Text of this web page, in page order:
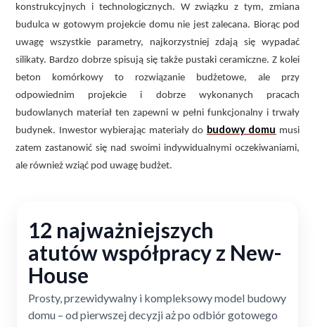
konstrukcyjnych i technologicznych. W związku z tym, zmiana
budulca w gotowym projekcie domu nie jest zalecana. Biorąc pod
uwagę wszystkie parametry, najkorzystniej zdają się wypadać
silikaty. Bardzo dobrze spisują się także pustaki ceramiczne. Z kolei
beton komórkowy to rozwiązanie budżetowe, ale przy
odpowiednim projekcie i dobrze wykonanych pracach
budowlanych materiał ten zapewni w pełni funkcjonalny i trwały
budynek. Inwestor wybierając materiały do budowy domu musi
zatem zastanowić się nad swoimi indywidualnymi oczekiwaniami,
ale również wziąć pod uwagę budżet.
12 najważniejszych
atutów współpracy z New-
House
Prosty, przewidywalny i kompleksowy model budowy
domu – od pierwszej decyzji aż po odbiór gotowego